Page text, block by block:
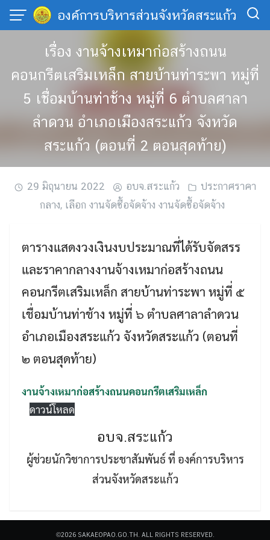
Skip
องค์การบริหารส่วนจังหวัดสระแก้ว
เรื่อง งานจ้างเหมาก่อสร้างถนน
คอนกรีตเสริมเหล็ก สายบ้านท่าระพา หมู่ที่
5 เชื่อมบ้านท่าช้าง หมู่ที่ 6 ตำบลศาลา
ลำดวน อำเภอเมืองสระแก้ว จังหวัด
สระแก้ว (ตอนที่ 2 ตอนสุดท้าย)
29 มิถุนายน 2022 อบจ.สระแก้ว
ประกาศราคา
กลาง, เลือก งานจัดซื้อจัดจ้าง งานจัดซื้อจัดจ้าง
ตารางแสดงวงเงินงบประมาณที่ได้รับจัดสรร
และราคากลางงานจ้างเหมาก่อสร้างถนน
คอนกรีตเสริมเหล็ก สายบ้านท่าระพา หมู่ที่ ๕
เชื่อมบ้านท่าช้าง หมู่ที่ ๖ ตำบลศาลาลำดวน
อำเภอเมืองสระแก้ว จังหวัดสระแก้ว (ตอนที่
๒ ตอนสุดท้าย)
งานจ้างเหมาก่อสร้างถนนคอนกรีตเสริมเหล็ก
ดาวน์โหลด
อบจ.สระแก้ว
ผู้ช่วยนักวิชาการประชาสัมพันธ์ ที่ องค์การบริหาร
ส่วนจังหวัดสระแก้ว
©2026 SAKAEOPAO.GO.TH. ALL RIGHTS RESERVED.